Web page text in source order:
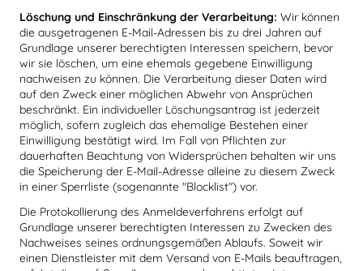
Löschung und Einschränkung der Verarbeitung: Wir können
die ausgetragenen E-Mail-Adressen bis zu drei Jahren auf
Grundlage unserer berechtigten Interessen speichern, bevor
wir sie löschen, um eine ehemals gegebene Einwilligung
nachweisen zu können. Die Verarbeitung dieser Daten wird
auf den Zweck einer möglichen Abwehr von Ansprüchen
beschränkt. Ein individueller Löschungsantrag ist jederzeit
möglich, sofern zugleich das ehemalige Bestehen einer
Einwilligung bestätigt wird. Im Fall von Pflichten zur
dauerhaften Beachtung von Widersprüchen behalten wir uns
die Speicherung der E-Mail-Adresse alleine zu diesem Zweck
in einer Sperrliste (sogenannte "Blocklist") vor.
Die Protokollierung des Anmeldeverfahrens erfolgt auf
Grundlage unserer berechtigten Interessen zu Zwecken des
Nachweises seines ordnungsgemäßen Ablaufs. Soweit wir
einen Dienstleister mit dem Versand von E-Mails beauftragen,